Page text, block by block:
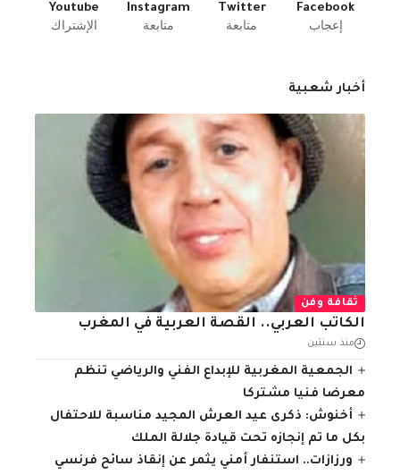
Facebook
إعجاب
Twitter
متابعة
Instagram
متابعة
Youtube
الإشتراك
أخبار شعبية
ثقافة وفن
الكاتب العربي.. القصة العربية في المغرب
منذ سنتين
الجمعية المغربية للإبداع الفني والرياضي تنظم
معرضا فنيا مشتركا
أخنوش: ذكرى عيد العرش المجيد مناسبة للاحتفال
بكل ما تم إنجازه تحت قيادة جلالة الملك
ورزازات.. استنفار أمني يثمر عن إنقاذ سائح فرنسي